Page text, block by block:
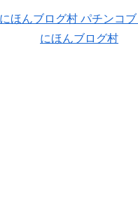
にほんブログ村